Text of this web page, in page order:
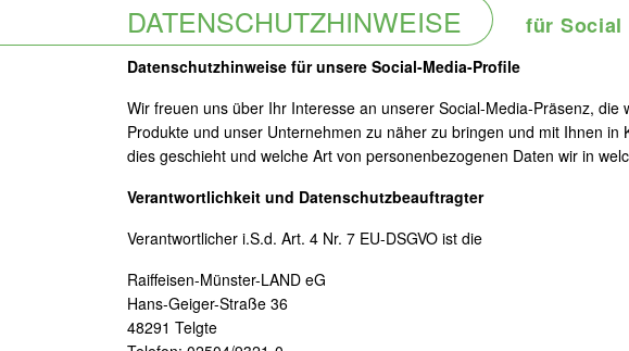
DATENSCHUTZHINWEISE für Social
Datenschutzhinweise für unsere Social-Media-Profile
Wir freuen uns über Ihr Interesse an unserer Social-Media-Präsenz,
Produkte und unser Unternehmen zu näher zu bringen und mit Ihnen
dies geschieht und welche Art von personenbezogenen Daten wir in
Verantwortlichkeit und Datenschutzbeauftragter
Verantwortlicher i.S.d. Art. 4 Nr. 7 EU-DSGVO ist die
Raiffeisen-Münster-LAND eG
Hans-Geiger-Straße 36
48291 Telgte